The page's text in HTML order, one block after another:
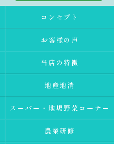
コンセプト
お客様の声
当店の特徴
地産地消
スーパー・地場野菜コーナー
農業研修